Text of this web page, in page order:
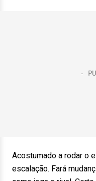
Acostumado a rodar o
escalação. Fará